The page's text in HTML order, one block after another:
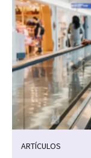
ARTÍCULOS